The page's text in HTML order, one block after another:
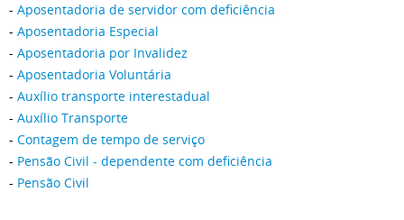
- Aposentadoria de servidor com deficiência
- Aposentadoria Especial
- Aposentadoria por Invalidez
- Aposentadoria Voluntária
- Auxílio transporte interestadual
- Auxílio Transporte
- Contagem de tempo de serviço
- Pensão Civil - dependente com deficiência
- Pensão Civil